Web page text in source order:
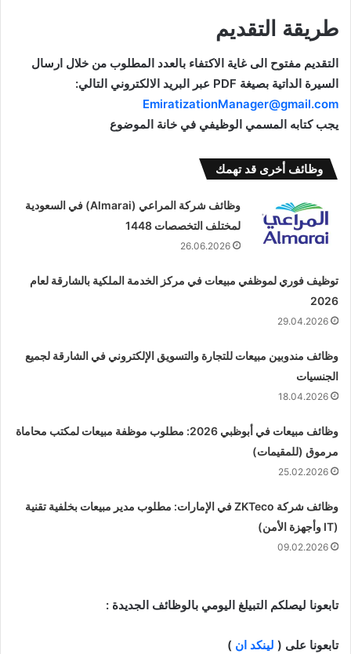
طريقة التقديم
التقديم مفتوح الى غاية الاكتفاء بالعدد المطلوب من خلال ارسال
السيرة الداتية بصيغة PDF عبر البريد الالكتروني التالي:
EmiratizationManager@gmail.com
ﻳﺠﺐ ﻛﺘﺎﺑﻪ ﺍﻟﻤﺴﻤﻲ ﺍﻟﻮﻇﻴﻔﻲ ﻓﻲ ﺧﺎﻧﺔ ﺍﻟﻤﻮﺿﻮﻉ
وظائف أخرى قد تهمك
وظائف شركة المراعي (Almarai) في السعودية
لمختلف التخصصات 1448
26.06.2026
توظيف فوري لموظفي مبيعات في مركز الخدمة الملكية بالشارقة لعام
2026
29.04.2026
وظائف مندوبين مبيعات للتجارة والتسويق الإلكتروني في الشارقة لجميع
الجنسيات
18.04.2026
وظائف مبيعات في أبوظبي 2026: مطلوب موظفة مبيعات لمكتب محاماة
مرموق (للمقيمات)
25.02.2026
وظائف شركة ZKTeco في الإمارات: مطلوب مدير مبيعات بخلفية تقنية
(IT وأجهزة الأمن)
09.02.2026
تابعونا ليصلكم التبيلغ اليومي بالوظائف الجديدة :
تابعونا على ( لينكد ان )